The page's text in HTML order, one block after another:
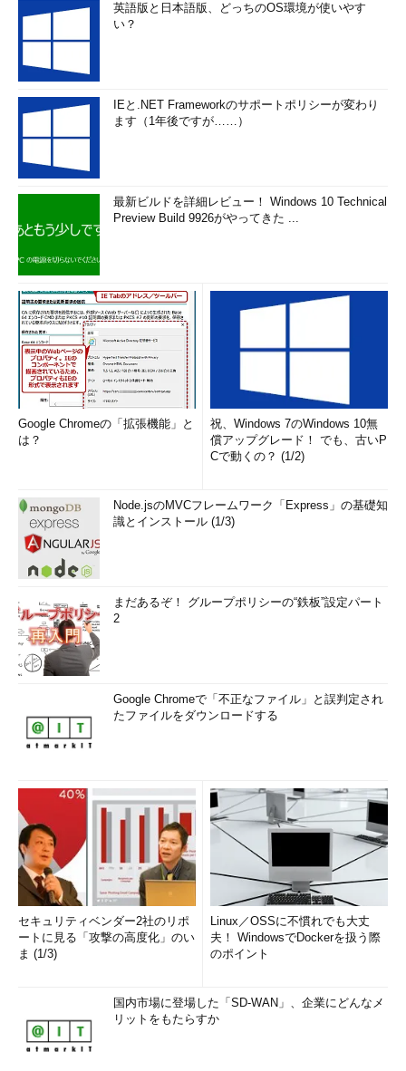
英語版と日本語版、どっちのOS環境が使いやす
い？
IEと.NET Frameworkのサポートポリシーが変わり
ます（1年後ですが……）
最新ビルドを詳細レビュー！ Windows 10 Technical
Preview Build 9926がやってきた ...
Google Chromeの「拡張機能」と
は？
祝、Windows 7のWindows 10無
償アップグレード！ でも、古いP
Cで動くの？ (1/2)
Node.jsのMVCフレームワーク「Express」の基礎知
識とインストール (1/3)
まだあるぞ！ グループポリシーの“鉄板”設定パート
2
Google Chromeで「不正なファイル」と誤判定され
たファイルをダウンロードする
セキュリティベンダー2社のリポ
ートに見る「攻撃の高度化」のい
ま (1/3)
Linux／OSSに不慣れでも大丈
夫！ WindowsでDockerを扱う際
のポイント
国内市場に登場した「SD-WAN」、企業にどんなメ
リットをもたらすか